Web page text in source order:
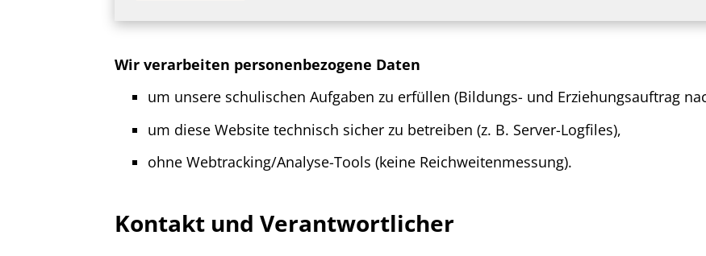
Wir verarbeiten personenbezogene Daten
um unsere schulischen Aufgaben zu erfüllen (Bildungs- und Erziehungsauftrag
um diese Website technisch sicher zu betreiben (z. B. Server-Logfiles),
ohne Webtracking/Analyse-Tools (keine Reichweitenmessung).
Kontakt und Verantwortlicher